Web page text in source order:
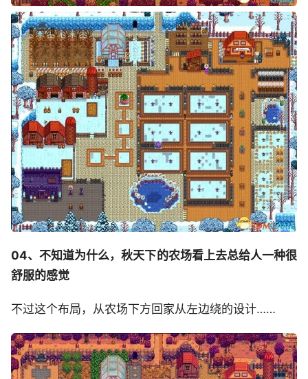
04、不知道为什么，秋天下的农场看上去总给人一种很
舒服的感觉
不过这个布局，从农场下方回家从左边绕的设计……